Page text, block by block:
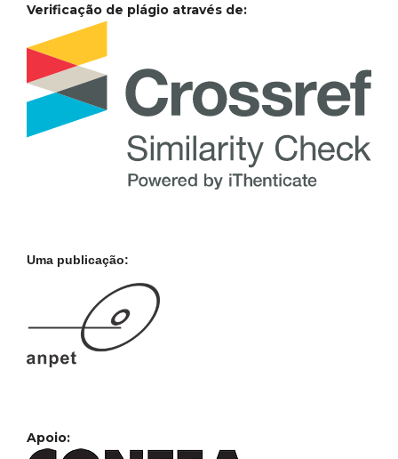
Verificação de plágio através de:
Uma publicação:
Apoio: